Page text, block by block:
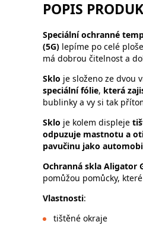
POPIS
Speciální ochranné
(5G) lepíme po celé
má dobrou čitelnost a
Sklo je složeno ze dvou
speciální fólie, která
bublinky a vy si tak
Sklo je kolem displeje
odpuzuje mastnotu a
pavučinu jako
Ochranná skla Aligator
pomůžou pomůcky,
Vlastnosti:
tištěné okraje